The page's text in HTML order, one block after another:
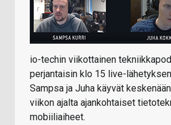
io-techin viikottainen
perjantaisin klo 15 live-
Sampsa ja Juha käyvät
viikon ajalta ajankohtaiset
mobiiliaiheet.